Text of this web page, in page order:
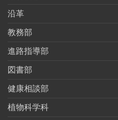
沿革
教務部
進路指導部
図書部
健康相談部
植物科学科